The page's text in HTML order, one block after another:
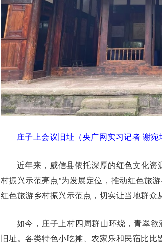
庄子上会议旧址（央广网实习记者 谢宛
近年来，威信县依托深厚的红色文化
村振兴示范亮点”为发展定位，推动红色旅
红色旅游乡村振兴示范点，切实让当地群众
如今，庄子上村四周群山环绕，青翠
旧址。各类特色小吃摊、农家乐和民宿比比